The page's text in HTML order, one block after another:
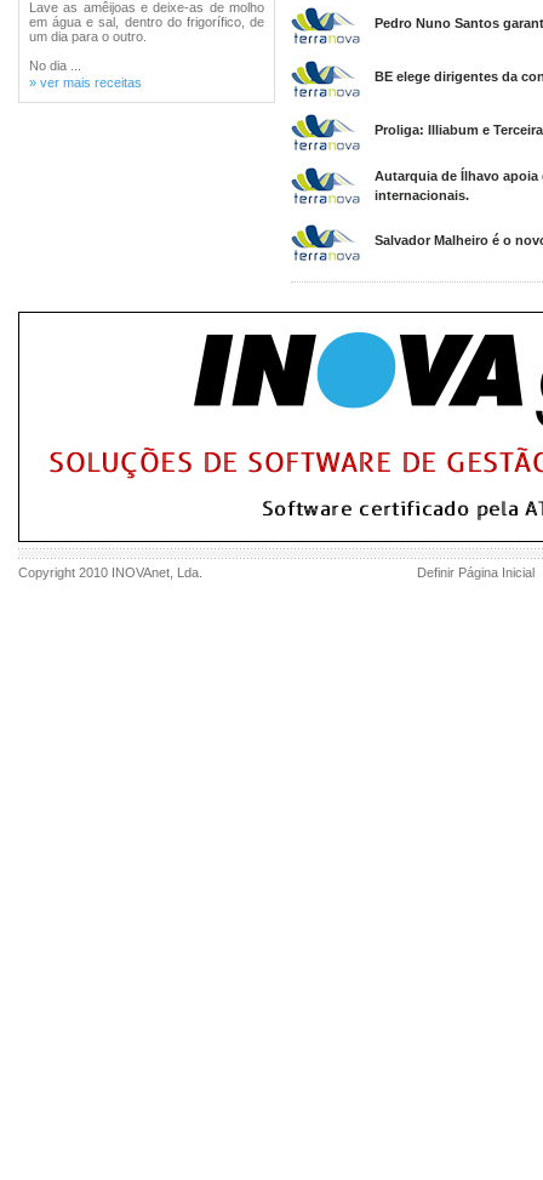
Lave as amêijoas e deixe-as de molho
em água e sal, dentro do frigorífico, de
um dia para o outro.
No dia ...
» ver mais receitas
Pedro Nuno Santos
BE elege dirigentes da
Proliga: Illiabum e
Autarquia de Ílhavo
internacionais.
Salvador Malheiro é o
Copyright 2010 INOVAnet , Lda. Definir Página Inicial